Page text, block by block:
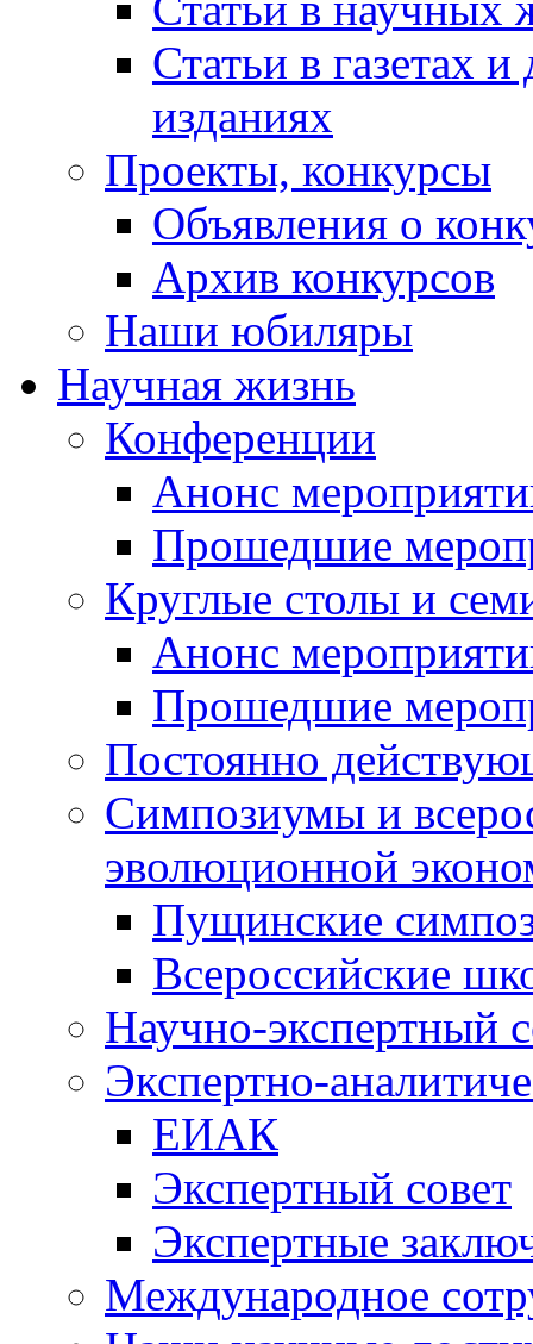
Статьи в газетах
изданиях
Проекты, конкурсы
Объявления о
Архив конкурсов
Наши юбиляры
Научная жизнь
Конференции
Анонс
Прошедшие
Круглые столы и
Анонс
Прошедшие
Постоянно
Симпозиумы и
эволюционной
Пущинские
Всероссийские
Научно-экспертный
Экспертно-
ЕИАК
Экспертный совет
Экспертные
Международное